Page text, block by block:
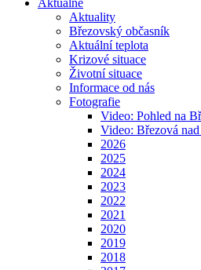
Aktuálně
Aktuality
Březovský občasník
Aktuální teplota
Krizové situace
Životní situace
Informace od nás
Fotografie
Video: Pohled na
Video: Březová
2026
2025
2024
2023
2022
2021
2020
2019
2018